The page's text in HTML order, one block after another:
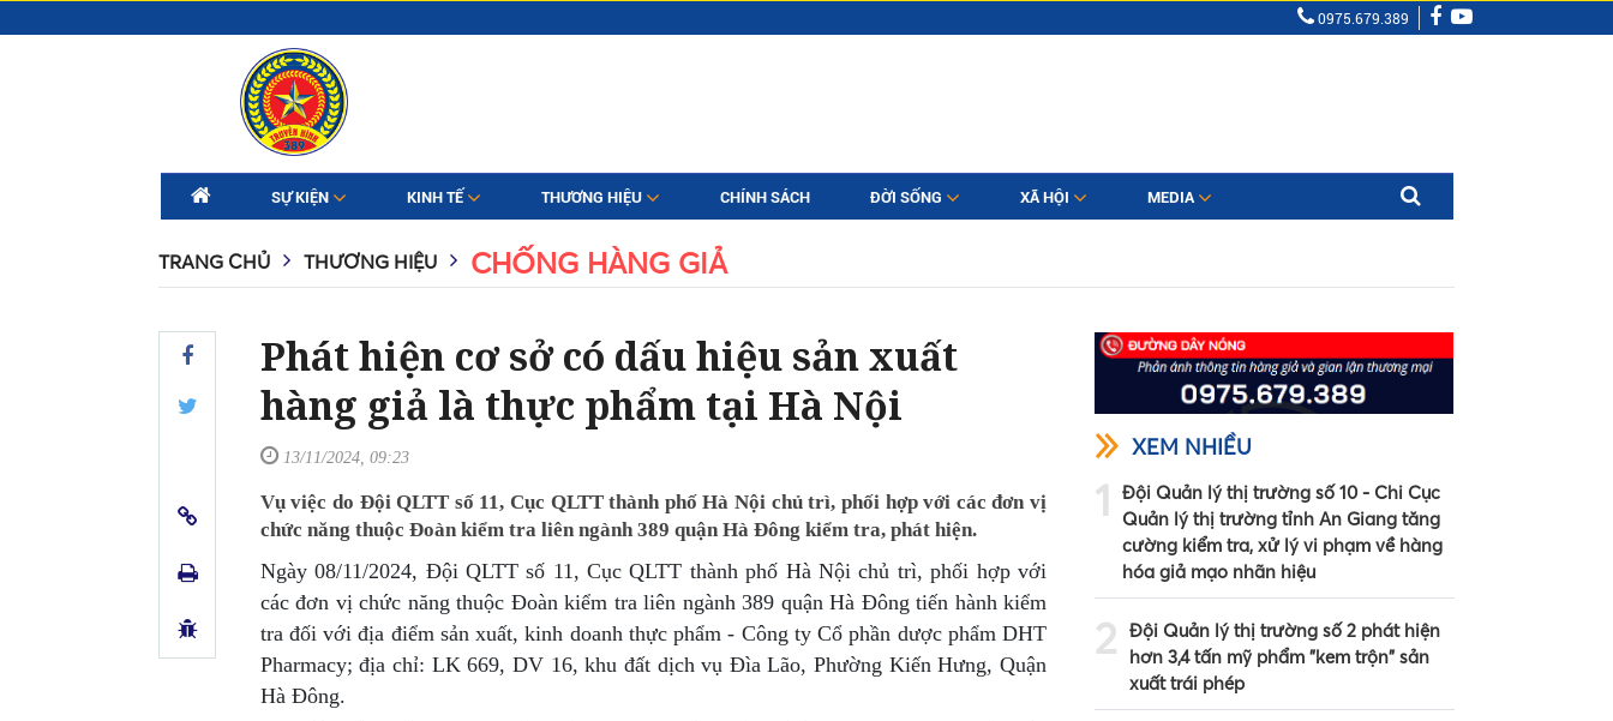
0975.679.389
SỰ KIỆN KINH TẾ THƯƠNG HIỆU CHÍNH SÁCH ĐỜI SỐNG XÃ HỘI MEDIA
TRANG CHỦ THƯƠNG HIỆU CHỐNG HÀNG GIẢ
Phát hiện cơ sở có dấu hiệu sản xuất
hàng giả là thực phẩm tại Hà Nội
13/11/2024, 09:23
Vụ việc do Đội QLTT số 11, Cục QLTT thành phố Hà Nội chủ trì, phối hợp với các đơn vị
chức năng thuộc Đoàn kiểm tra liên ngành 389 quận Hà Đông kiểm tra, phát hiện.
Ngày 08/11/2024, Đội QLTT số 11, Cục QLTT thành phố Hà Nội chủ trì, phối hợp với
các đơn vị chức năng thuộc Đoàn kiểm tra liên ngành 389 quận Hà Đông tiến hành kiểm
tra đối với địa điểm sản xuất, kinh doanh thực phẩm - Công ty Cổ phần dược phẩm DHT
Pharmacy; địa chỉ: LK 669, DV 16, khu đất dịch vụ Đìa Lão, Phường Kiến Hưng, Quận
Hà Đông.
XEM NHIỀU
1
Đội Quản lý thị trường số 10 - Chi Cục
Quản lý thị trường tỉnh An Giang tăng
cường kiểm tra, xử lý vi phạm về hàng
hóa giả mạo nhãn hiệu
2 Đội Quản lý thị trường số 2 phát hiện
hơn 3,4 tấn mỹ phẩm "kem trộn" sản
xuất trái phép